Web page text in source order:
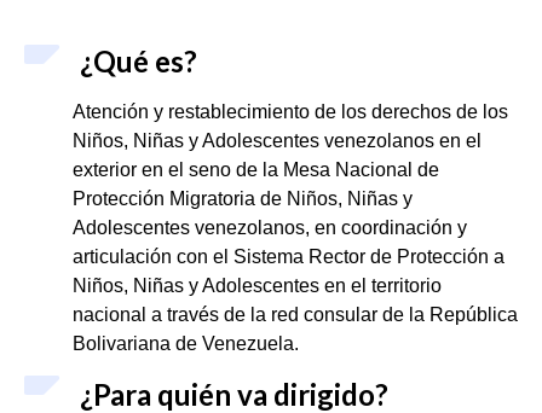
¿Qué es?
Atención y restablecimiento de los derechos de los
Niños, Niñas y Adolescentes venezolanos en el
exterior en el seno de la Mesa Nacional de
Protección Migratoria de Niños, Niñas y
Adolescentes venezolanos, en coordinación y
articulación con el Sistema Rector de Protección a
Niños, Niñas y Adolescentes en el territorio
nacional a través de la red consular de la República
Bolivariana de Venezuela.
¿Para quién va dirigido?